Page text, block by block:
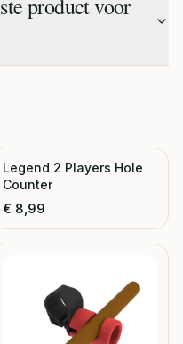
product voor
Legend 2 Players Hole
Counter
€ 8,99